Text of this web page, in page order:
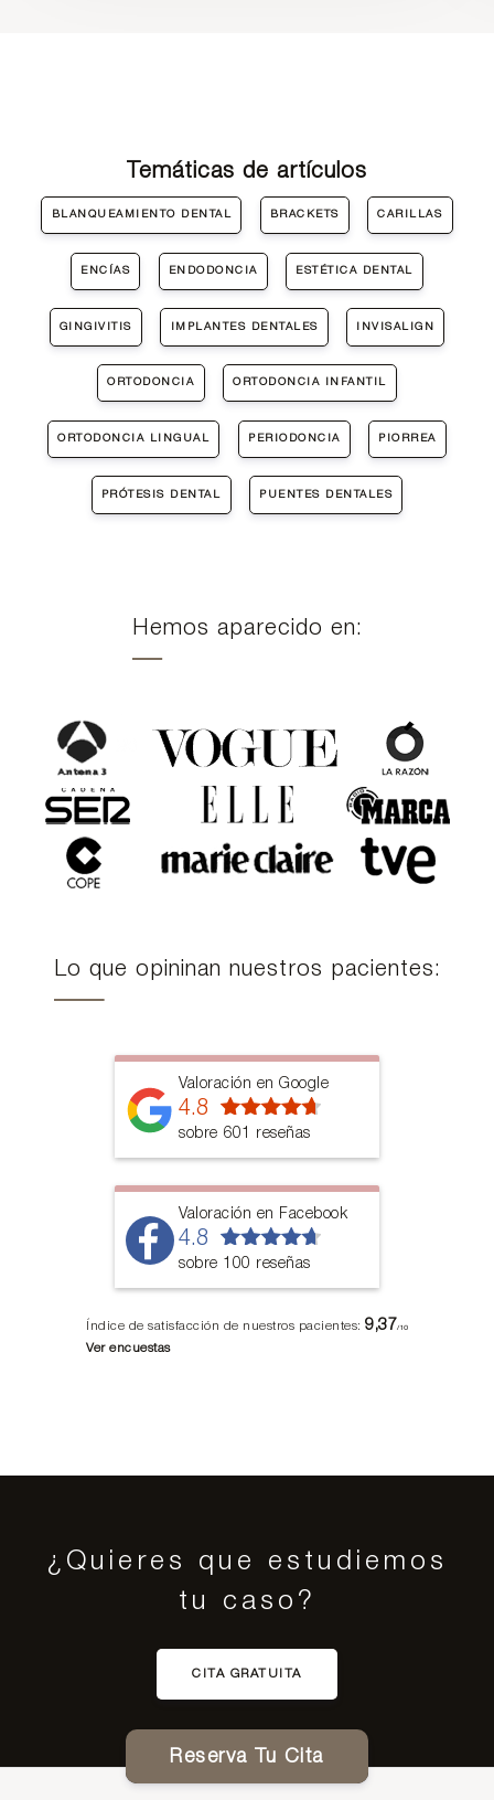
Temáticas de artículos
BLANQUEAMIENTO DENTAL BRACKETS CARILLAS
ENCÍAS ENDODONCIA ESTÉTICA DENTAL
GINGIVITIS IMPLANTES DENTALES INVISALIGN
ORTODONCIA ORTODONCIA INFANTIL
ORTODONCIA LINGUAL PERIODONCIA PIORREA
PRÓTESIS DENTAL PUENTES DENTALES
Hemos aparecido en:
Lo que opininan nuestros pacientes:
Valoración en Google
4.8
sobre 601 reseñas
Valoración en Facebook
4.8
sobre 100 reseñas
Índice de satisfacción de nuestros pacientes:9,37/10
Ver encuestas
¿Quieres que estudiemos
tu caso?
CITA GRATUITA
Reserva Tu Cita